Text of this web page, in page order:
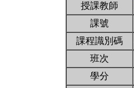
授課教師
課號
課程識別碼
班次
學分